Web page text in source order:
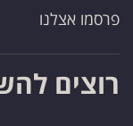
פרסמו אצלנו
רוצים